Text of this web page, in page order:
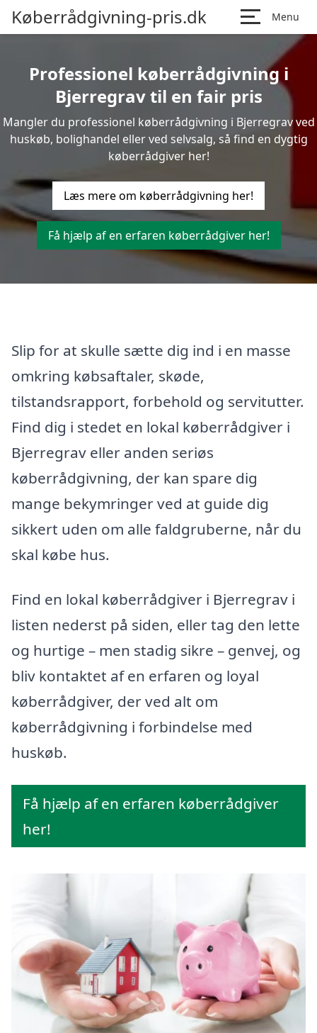
Køberrådgivning-pris.dk Menu
Professionel køberrådgivning i
Bjerregrav til en fair pris
Mangler du professionel køberrådgivning i Bjerregrav ved
huskøb, bolighandel eller ved selvsalg, så find en dygtig
køberrådgiver her!
Læs mere om køberrådgivning her!
Få hjælp af en erfaren køberrådgiver her!
Slip for at skulle sætte dig ind i en masse
omkring købsaftaler, skøde,
tilstandsrapport, forbehold og servitutter.
Find dig i stedet en lokal køberrådgiver i
Bjerregrav eller anden seriøs
køberrådgivning, der kan spare dig
mange bekymringer ved at guide dig
sikkert uden om alle faldgruberne, når du
skal købe hus.
Find en lokal køberrådgiver i Bjerregrav i
listen nederst på siden, eller tag den lette
og hurtige – men stadig sikre – genvej, og
bliv kontaktet af en erfaren og loyal
køberrådgiver, der ved alt om
køberrådgivning i forbindelse med
huskøb.
Få hjælp af en erfaren køberrådgiver
her!